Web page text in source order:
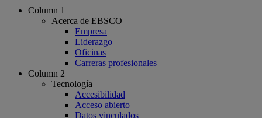
Column 1
Acerca de EBSCO
Empresa
Liderazgo
Oficinas
Carreras profesionales
Column 2
Tecnología
Accesibilidad
Acceso abierto
Datos vinculados